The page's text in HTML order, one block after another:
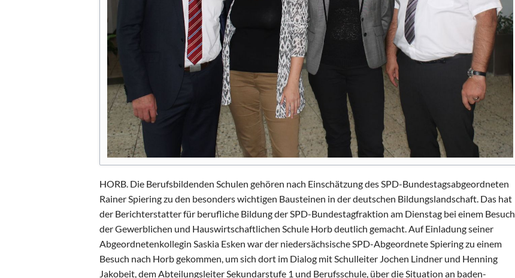
HORB. Die Berufsbildenden Schulen gehören nach Einschätzung des SPD-Bundestagsabgeordneten
Rainer Spiering zu den besonders wichtigen Bausteinen in der deutschen Bildungslandschaft. Das hat
der Berichterstatter für berufliche Bildung der SPD-Bundestagfraktion am Dienstag bei einem Besuch
der Gewerblichen und Hauswirtschaftlichen Schule Horb deutlich gemacht. Auf Einladung seiner
Abgeordnetenkollegin Saskia Esken war der niedersächsische SPD-Abgeordnete Spiering zu einem
Besuch nach Horb gekommen, um sich dort im Dialog mit Schulleiter Jochen Lindner und Henning
Jakobeit, dem Abteilungsleiter Sekundarstufe 1 und Berufsschule, über die Situation an baden-